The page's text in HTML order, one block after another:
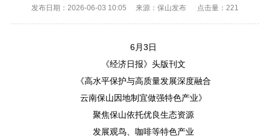
发布日期：2026-06-03 10:05 来源：保山发布 点击量： 221
6月3日
《经济日报》头版刊文
《高水平保护与高质量发展深度融合
云南保山因地制宜做强特色产业》
聚焦保山依托优良生态资源
发展观鸟、咖啡等特色产业